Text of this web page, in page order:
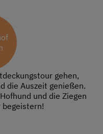
gehen,
die Auszeit genießen.
und die Ziegen